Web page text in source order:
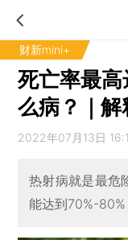
财新mini+
死亡率最
么病？｜解
2022年07月13日
热射病就是最危
能达到70%-80%